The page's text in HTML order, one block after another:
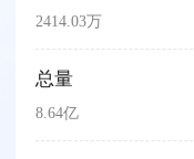
2414.03万
总量
8.64亿